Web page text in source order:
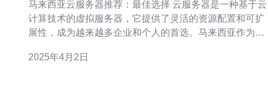
马来西亚云服务器推荐：最佳选择 云服务器是一种基于云
计算技术的虚拟服务器，它提供了灵活的资源配置和可扩
展性，成为越来越多企业和个人的首选。马来西亚作为东
为了云服务器市场的热门地区。本文将为您推荐几家在马
2025年4月2日